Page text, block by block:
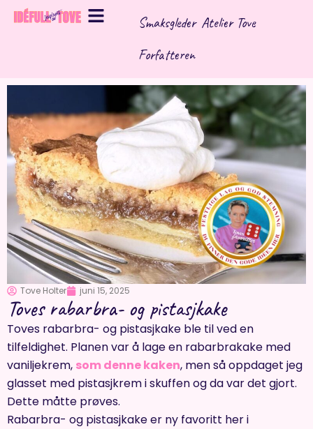
Hopp
rett
Smaksgleder Atelier Tove
Forfatteren
Tove Holter juni 15, 2025
Toves rabarbra- og pistasjkake
Toves rabarbra- og pistasjkake ble til ved en
tilfeldighet. Planen var å lage en rabarbrakake med
vaniljekrem, som denne kaken, men så oppdaget jeg
glasset med pistasjkrem i skuffen og da var det gjort.
Dette måtte prøves.
Rabarbra- og pistasjkake er ny favoritt her i